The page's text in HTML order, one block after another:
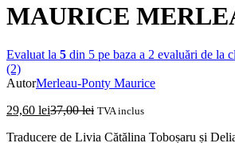
MAURICE
Evaluat la 5 din 5 pe baza a 2 evaluări de la
(2)
AutorMerleau-Ponty Maurice
29,60 lei37,00lei TVA inclus
Traducere de Livia Cătălina Toboșaru și